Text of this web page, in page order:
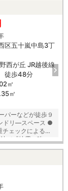
３５年まで延長
ィング』 〇夏は
アングルサッ
徒歩１５分
区五十嵐中島3丁
西が丘 JR越後線
徒歩48分
㎡
㎡
パーなどが徒歩９
ドリ―スペース ●
で『地震に強い
３５年まで延長
ィング』 〇夏は
アングルサッ
徒歩１５分